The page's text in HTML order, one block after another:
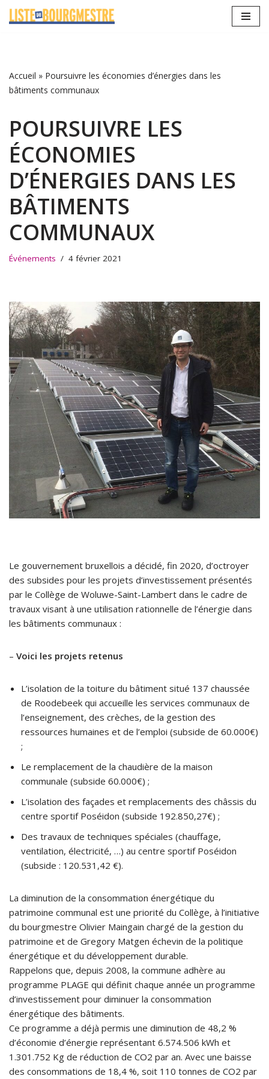
Accueil » Poursuivre les économies d’énergies dans les
bâtiments communaux
POURSUIVRE LES
ÉCONOMIES
D’ÉNERGIES DANS LES
BÂTIMENTS
COMMUNAUX
Événements 4 février 2021
Le gouvernement bruxellois a décidé, fin 2020, d’octroyer
des subsides pour les projets d’investissement présentés
par le Collège de Woluwe-Saint-Lambert dans le cadre de
travaux visant à une utilisation rationnelle de l’énergie dans
les bâtiments communaux :
– Voici les projets retenus
L’isolation de la toiture du bâtiment situé 137 chaussée
de Roodebeek qui accueille les services communaux de
l’enseignement, des crèches, de la gestion des
ressources humaines et de l’emploi (subside de 60.000€)
;
Le remplacement de la chaudière de la maison
communale (subside 60.000€) ;
L’isolation des façades et remplacements des châssis du
centre sportif Poséidon (subside 192.850,27€) ;
Des travaux de techniques spéciales (chauffage,
ventilation, électricité, …) au centre sportif Poséidon
(subside : 120.531,42 €).
La diminution de la consommation énergétique du
patrimoine communal est une priorité du Collège, à l’initiative
du bourgmestre Olivier Maingain chargé de la gestion du
patrimoine et de Gregory Matgen échevin de la politique
énergétique et du développement durable.
Rappelons que, depuis 2008, la commune adhère au
programme PLAGE qui définit chaque année un programme
d’investissement pour diminuer la consommation
énergétique des bâtiments.
Ce programme a déjà permis une diminution de 48,2 %
d’économie d’énergie représentant 6.574.506 kWh et
1.301.752 Kg de réduction de CO2 par an. Avec une baisse
des consommations de 18,4 %, soit 110 tonnes de CO2 par